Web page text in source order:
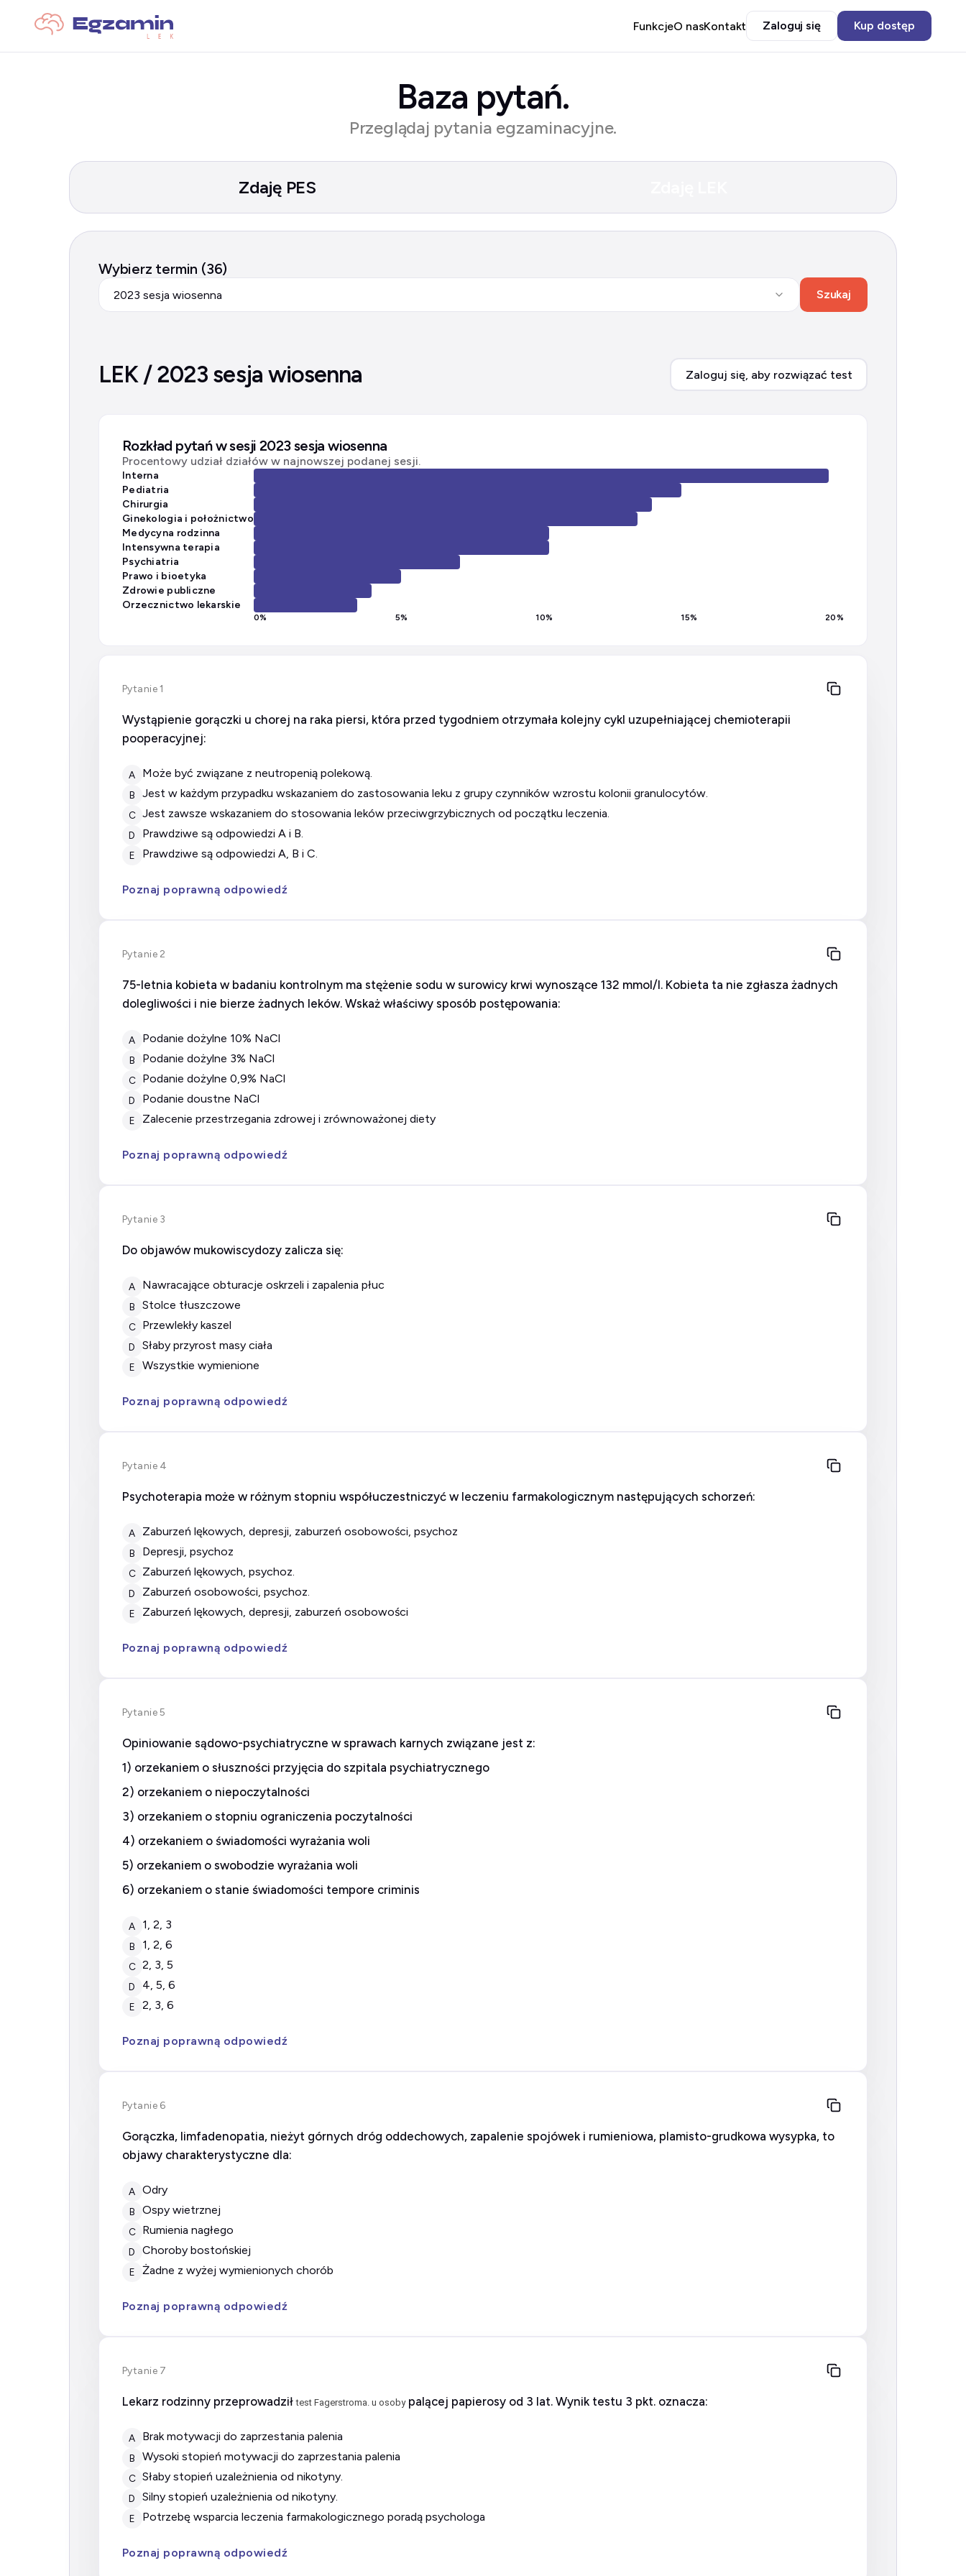
FunkcjeO nasKontakt Zaloguj się Kup dostęp
Baza pytań.
Przeglądaj pytania egzaminacyjne.
Zdaję PES
Wybierz termin (36)
2023 sesja wiosenna Szukaj
LEK / 2023 sesja wiosenna Zaloguj się, aby rozwiązać test
Rozkład pytań w sesji 2023 sesja wiosenna
Procentowy udział działów w najnowszej podanej sesji.
Interna
Pediatria
Chirurgia
Ginekologia i położnictwo
Medycyna rodzinna
Intensywna terapia
Psychiatria
Prawo i bioetyka
Zdrowie publiczne
Orzecznictwo lekarskie
0% 5% 10% 15% 20%
Pytanie 1
Wystąpienie gorączki u chorej na raka piersi, która przed tygodniem otrzymała kolejny cykl uzupełniającej chemioterapii
pooperacyjnej:
A może być związane z neutropenią polekową.
B jest w każdym przypadku wskazaniem do zastosowania leku z grupy czynników wzrostu kolonii granulocytów.
C jest zawsze wskazaniem do stosowania leków przeciwgrzybicznych od początku leczenia.
D prawdziwe są odpowiedzi A i B.
E prawdziwe są odpowiedzi A, B i C.
Poznaj poprawną odpowiedź
Pytanie 2
75-letnia kobieta w badaniu kontrolnym ma stężenie sodu w surowicy krwi wynoszące 132 mmol/l. Kobieta ta nie zgłasza żadnych
dolegliwości i nie bierze żadnych leków. Wskaż właściwy sposób postępowania:
A Podanie dożylne 10% NaCl
B Podanie dożylne 3% NaCl
C Podanie dożylne 0,9% NaCl
D Podanie doustne NaCl
E Zalecenie przestrzegania zdrowej i zrównoważonej diety
Poznaj poprawną odpowiedź
Pytanie 3
Do objawów mukowiscydozy zalicza się:
A nawracające obturacje oskrzeli i zapalenia płuc
B Stolce tłuszczowe
C Przewlekły kaszel
D Słaby przyrost masy ciała
E Wszystkie wymienione
Poznaj poprawną odpowiedź
Pytanie 4
Psychoterapia może w różnym stopniu współuczestniczyć w leczeniu farmakologicznym następujących schorzeń:
A zaburzeń lękowych, depresji, zaburzeń osobowości, psychoz
B depresji, psychoz
C zaburzeń lękowych, psychoz.
D zaburzeń osobowości, psychoz.
E zaburzeń lękowych, depresji, zaburzeń osobowości
Poznaj poprawną odpowiedź
Pytanie 5
Opiniowanie sądowo-psychiatryczne w sprawach karnych związane jest z:
1) orzekaniem o słuszności przyjęcia do szpitala psychiatrycznego
2) orzekaniem o niepoczytalności
3) orzekaniem o stopniu ograniczenia poczytalności
4) orzekaniem o świadomości wyrażania woli
5) orzekaniem o swobodzie wyrażania woli
6) orzekaniem o stanie świadomości tempore criminis
A 1, 2, 3
B 1, 2, 6
C 2, 3, 5
D 4, 5, 6
E 2, 3, 6
Poznaj poprawną odpowiedź
Pytanie 6
Gorączka, limfadenopatia, nieżyt górnych dróg oddechowych, zapalenie spojówek i rumieniowa, plamisto-grudkowa wysypka, to
objawy charakterystyczne dla:
A odry
B ospy wietrznej
C rumienia nagłego
D choroby bostońskiej
E żadne z wyżej wymienionych chorób
Poznaj poprawną odpowiedź
Pytanie 7
Lekarz rodzinny przeprowadziłtest Fagerstroma. u osobypalącej papierosy od 3 lat. Wynik testu 3 pkt. oznacza:
A brak motywacji do zaprzestania palenia
B wysoki stopień motywacji do zaprzestania palenia
C słaby stopień uzależnienia od nikotyny.
D silny stopień uzależnienia od nikotyny.
E potrzebę wsparcia leczenia farmakologicznego poradą psychologa
Poznaj poprawną odpowiedź